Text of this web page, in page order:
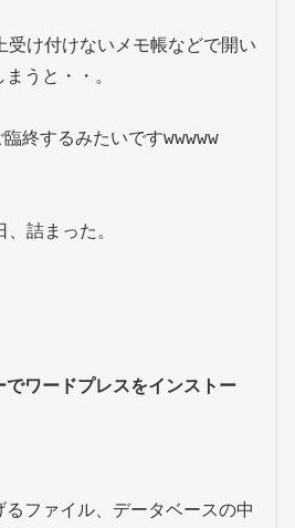
け付けないメモ帳などで開い
うと・・。
終するみたいですwwwww
詰まった。
ワードプレスをインストー
ファイル、データベースの中